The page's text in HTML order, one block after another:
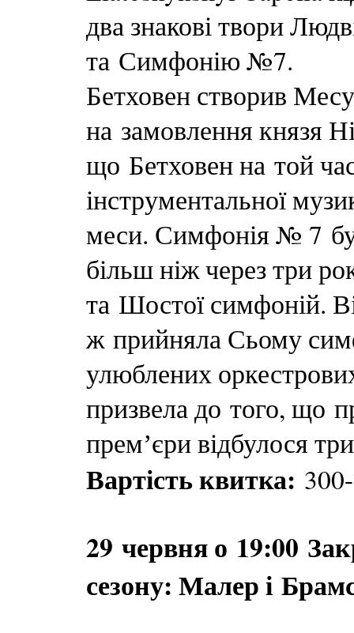
два знакові твори
та Симфонію №7.
Бетховен створив
на замовлення князя
що Бетховен на той
інструментальної
меси. Симфонія № 7
більш ніж через три
та Шостої симфоній.
ж прийняла Сьому
улюблених
призвела до того, що
премʼєри відбулося
Вартість квитка:
29 червня о 19:00
сезону: Малер і